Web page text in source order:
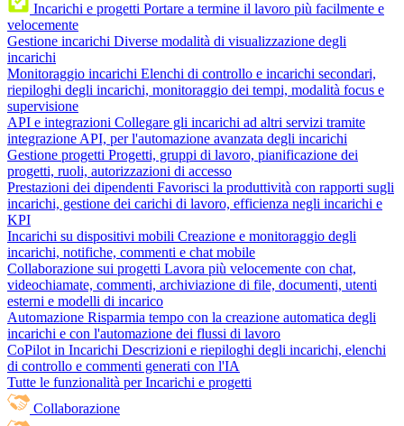
Incarichi e progetti Portare a termine il lavoro più facilmente e
velocemente
Gestione incarichi Diverse modalità di visualizzazione degli
incarichi
Monitoraggio incarichi Elenchi di controllo e incarichi secondari,
riepiloghi degli incarichi, monitoraggio dei tempi, modalità focus e
supervisione
API e integrazioni Collegare gli incarichi ad altri servizi tramite
integrazione API, per l'automazione avanzata degli incarichi
Gestione progetti Progetti, gruppi di lavoro, pianificazione dei
progetti, ruoli, autorizzazioni di accesso
Prestazioni dei dipendenti Favorisci la produttività con rapporti sugli
incarichi, gestione dei carichi di lavoro, efficienza negli incarichi e
KPI
Incarichi su dispositivi mobili Creazione e monitoraggio degli
incarichi, notifiche, commenti e chat mobile
Collaborazione sui progetti Lavora più velocemente con chat,
videochiamate, commenti, archiviazione di file, documenti, utenti
esterni e modelli di incarico
Automazione Risparmia tempo con la creazione automatica degli
incarichi e con l'automazione dei flussi di lavoro
CoPilot in Incarichi Descrizioni e riepiloghi degli incarichi, elenchi
di controllo e commenti generati con l'IA
Tutte le funzionalità per Incarichi e progetti
Collaborazione